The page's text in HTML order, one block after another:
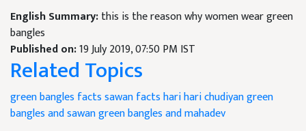
English Summary:this is the reason why women wear green
bangles
Published on:19 July 2019, 07:50 PM IST
Related Topics
green bangles facts sawanfacts hari hari chudiyangreen
bangles and sawangreen bangles and mahadev